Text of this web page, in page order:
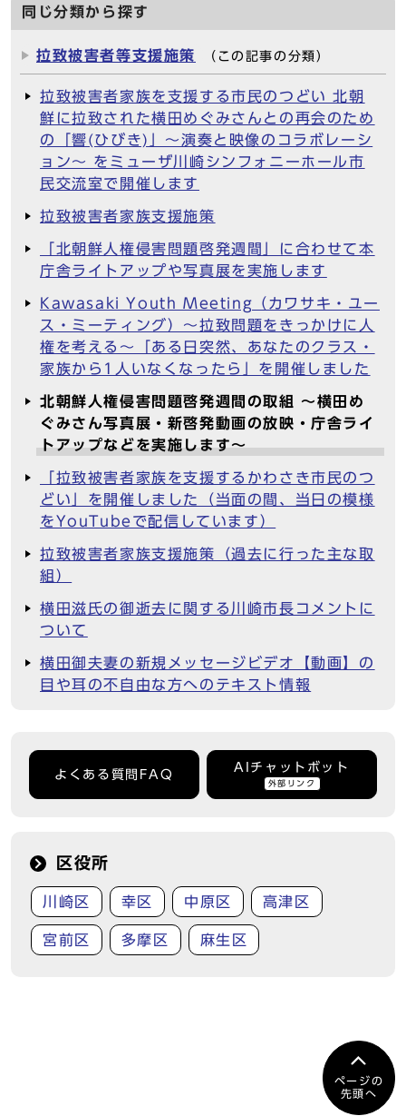
同じ分類から探す
拉致被害者等支援施策 （この記事の分類）
拉致被害者家族を支援する市民のつどい 北朝
鮮に拉致された横田めぐみさんとの再会のため
の「響(ひびき)」～演奏と映像のコラボレーシ
ョン～ をミューザ川崎シンフォニーホール市
民交流室で開催します
拉致被害者家族支援施策
「北朝鮮人権侵害問題啓発週間」に合わせて本
庁舎ライトアップや写真展を実施します
Kawasaki Youth Meeting（カワサキ・ユー
ス・ミーティング）～拉致問題をきっかけに人
権を考える～「ある日突然、あなたのクラス・
家族から1人いなくなったら」を開催しました
北朝鮮人権侵害問題啓発週間の取組 ～横田め
ぐみさん写真展・新啓発動画の放映・庁舎ライ
トアップなどを実施します～
「拉致被害者家族を支援するかわさき市民のつ
どい」を開催しました（当面の間、当日の模様
をYouTubeで配信しています）
拉致被害者家族支援施策（過去に行った主な取
組）
横田滋氏の御逝去に関する川崎市長コメントに
ついて
横田御夫妻の新規メッセージビデオ【動画】の
目や耳の不自由な方へのテキスト情報
よくある質問FAQ
AIチャットボット
外部リンク
区役所
川崎区 幸区 中原区 高津区
宮前区 多摩区 麻生区
ページの
先頭へ